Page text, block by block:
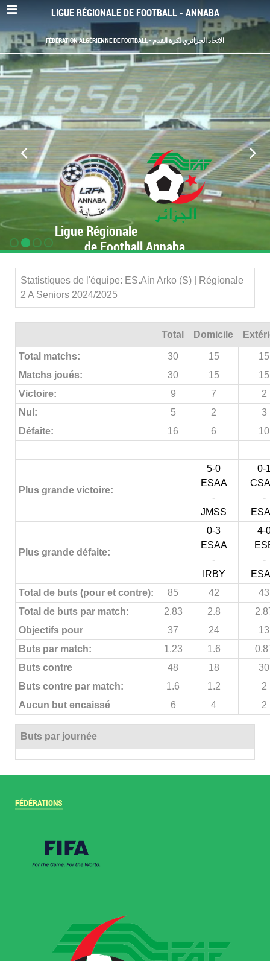
LIGUE RÉGIONALE DE FOOTBALL - ANNABA
FÉDÉRATION ALGÉRIENNE DE FOOTBALL - الاتحاد الجزائري لكرة القدم
Ligue Régionale
de Football Annaba
Statistiques de l'équipe: ES.Ain Arko (S) | Régionale
2 A Seniors 2024/2025
Total Domicile
Total matchs: 30 15
15
Matchs joués:
30 15
15
Victoire:
9 7
2
Nul:
5 2
3
Défaite:
16 6 10
Plus grande victoire:
5-0
ESAA
-
JMSS
0-
-
Plus grande défaite:
0-3
ESAA
-
IRBY
4-
-
Total de buts (pour et contre):
85 42
43
Total de buts par match:
2.83 2.8
Objectifs pour
37 24
13
Buts par match:
1.23 1.6
Buts contre
48 18
30
Buts contre par match:
1.6 1.2
2
Aucun but encaissé
6 4 2
Buts par journée
FÉDÉRATIONS